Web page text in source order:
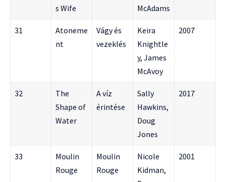
s Wife
McAdams
31
Atoneme
nt
Vágy és
vezeklés
Keira
Knightle
y, James
McAvoy
2007
32
The
Shape of
Water
A víz
érintése
Sally
Hawkins,
Doug
Jones
2017
33
Moulin
Rouge
Moulin
Rouge
Nicole
Kidman,
2001